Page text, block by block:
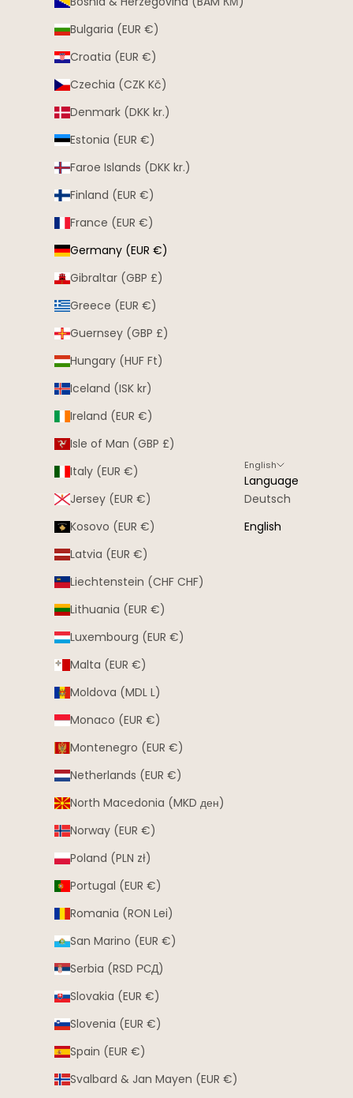
Bulgaria (EUR €)
Croatia (EUR €)
Czechia (CZK Kč)
Denmark (DKK kr.)
Estonia (EUR €)
Faroe Islands (DKK kr.)
Finland (EUR €)
France (EUR €)
Germany (EUR €)
Gibraltar (GBP £)
Greece (EUR €)
Guernsey (GBP £)
Hungary (HUF Ft)
Iceland (ISK kr)
Ireland (EUR €)
Isle of Man (GBP £)
Italy (EUR €)
Jersey (EUR €)
Kosovo (EUR €)
Latvia (EUR €)
Liechtenstein (CHF CHF)
Lithuania (EUR €)
Luxembourg (EUR €)
Malta (EUR €)
Moldova (MDL L)
Monaco (EUR €)
Montenegro (EUR €)
Netherlands (EUR €)
North Macedonia (MKD ден)
Norway (EUR €)
Poland (PLN zł)
Portugal (EUR €)
Romania (RON Lei)
San Marino (EUR €)
Serbia (RSD РСД)
Slovakia (EUR €)
Slovenia (EUR €)
Spain (EUR €)
Svalbard & Jan Mayen (EUR €)
English
Language
Deutsch
English